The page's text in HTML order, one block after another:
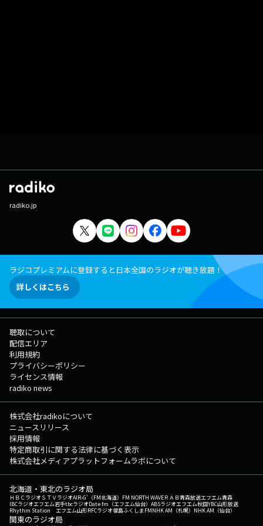
radiko.jp
ラジコプレミアムに登録すると日本全国のラジオが聴き放題！
詳しくはこちら
聴取について
配信エリア
利用規約
プライバシーポリシー
ライセンス情報
radiko news
株式会社radikoについて
ニュースリリース
採用情報
特定商取引に関する法律に基づく表示
株式会社メディアプラットフォームラボについて
北海道・東北のラジオ局
ＨＢＣラジオＳＴＶラジオAIR-G'（FM北海道） FM NORTH WAVEＲＡＢ青森放送エフエム青森
IBCラジオエフエム岩手tbcラジオDate fm（エフエム仙台） ABSラジオエフエム秋田YBC山形放送
Rhythm Station エフエム山形RFCラジオ福島ふくしまFMNHK AM（札幌） NHK AM（仙台）
関東のラジオ局